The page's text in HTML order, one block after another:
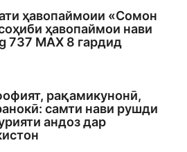
ҳавопаймоии «Сомон
ҳавопаймои нави
737 MAX 8 гардид
рақамикунонӣ,
самти нави рушди
андоз дар